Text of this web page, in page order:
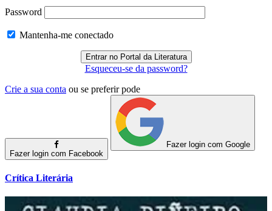
Password
Mantenha-me conectado
Esqueceu-se da password?
Crie a sua conta ou se preferir pode
Fazer login com Facebook
Fazer login com Google
Crítica Literária